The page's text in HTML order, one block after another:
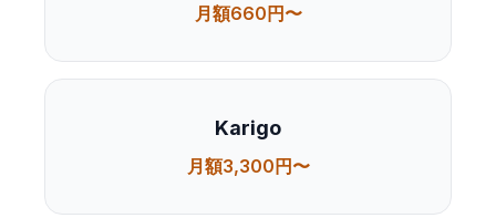
月額660円〜
Karigo
月額3,300円〜